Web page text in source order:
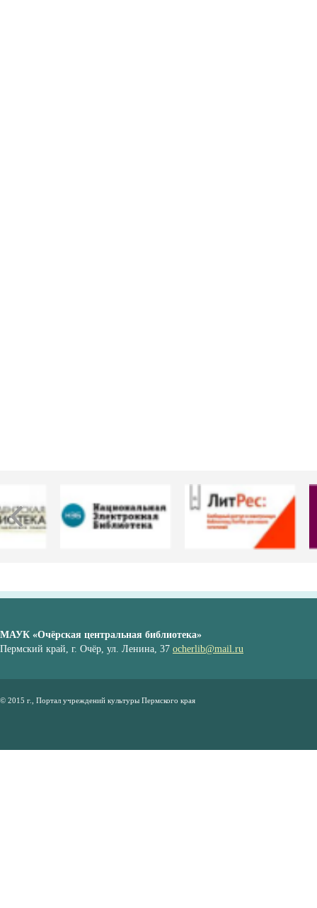
МАУК «Очёрская центральная библиотека»
Пермский край, г. Очёр, ул. Ленина, 37 ocherlib@mail.ru
© 2015 г., Портал учреждений культуры Пермского края